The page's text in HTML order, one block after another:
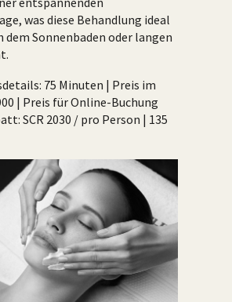
was diese Behandlung ideal
dem Sonnenbaden oder langen
75 Minuten | Preis im
| Preis für Online-Buchung
SCR 2030 / pro Person | 135